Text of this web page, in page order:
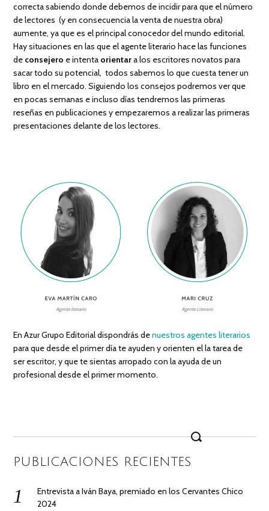
correcta sabiendo donde debemos de incidir para que el número
de lectores (y en consecuencia la venta de nuestra obra)
aumente, ya que es el principal conocedor del mundo editorial.
Hay situaciones en las que el agente literario hace las funciones
de consejero e intenta orientara los escritores novatos para
sacar todo su potencial, todos sabemos lo que cuesta tener un
libro en el mercado. Siguiendo los consejos podremos ver que
en pocas semanas e incluso días tendremos las primeras
reseñas en publicaciones y empezaremos a realizar las primeras
presentaciones delante de los lectores.
En Azur Grupo Editorial dispondrás denuestros agentes literarios
para que desde el primer día te ayuden y orienten el la tarea de
ser escritor, y que te sientas arropado con la ayuda de un
profesional desde el primer momento.
for:
PUBLICACIONES RECIENTES
Entrevista a Iván Baya, premiado en los Cervantes Chico
2024